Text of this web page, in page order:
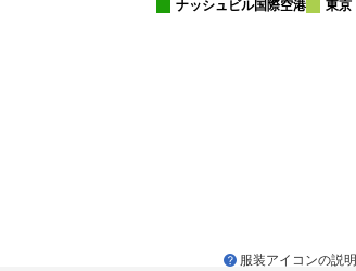
ナッシュビル国際空港 東京
服装アイコンの説明